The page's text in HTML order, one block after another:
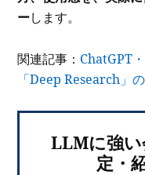
ーします。
関連記事： ChatGPT
「Deep Research」
LLMに強
定・